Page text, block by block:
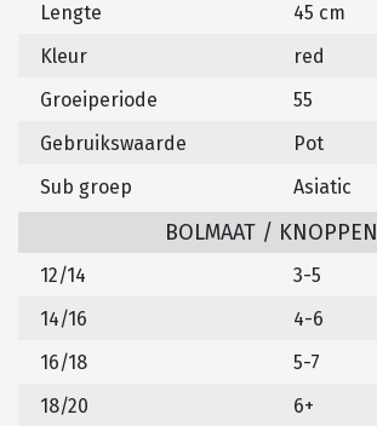
Lengte
45 cm
Kleur
red
Groeiperiode
55
Gebruikswaarde
Pot
Sub groep
Asiatic
BOLMAAT / KNOPPEN
12/14
3-5
14/16
4-6
16/18
5-7
18/20
6+